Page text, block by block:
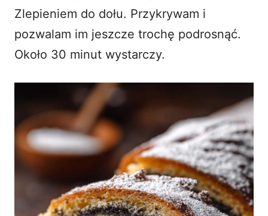
Zlepieniem do dołu. Przykrywam i
pozwalam im jeszcze trochę podrosnąć.
Około 30 minut wystarczy.